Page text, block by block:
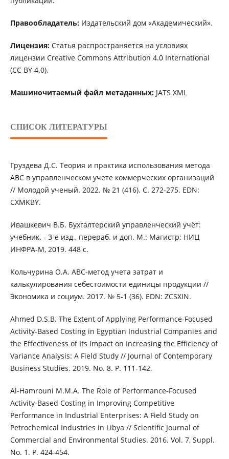
Правообладатель:Издательский дом «Академический».
Лицензия:Статья распространяется на условиях
лицензии Creative Commons Attribution 4.0 International
(CC BY 4.0).
Машиночитаемый файл метаданных:JATS XML
СПИСОК ЛИТЕРАТУРЫ
Груздева Д.С. Теория и практика использования метода
ABC в управленческом учете коммерческих организаций
// Молодой ученый. 2022. № 21 (416). С. 272-275. EDN:
CXMKBY.
Ивашкевич В.Б. Бухгалтерский управленческий учёт:
учебник. - 3-е изд., перераб. и доп. М.: Магистр: НИЦ
ИНФРА-М, 2019. 448 с.
Кольчурина О.А. ABC-метод учета затрат и
калькулирования себестоимости единицы продукции //
Экономика и социум. 2017. № 5-1 (36). EDN: ZCSXIN.
Ahmed D.S.B. The Extent of Applying Performance-Focused
Activity-Based Costing in Egyptian Industrial Companies and
the Effectiveness of Its Impact on Increasing the Efficiency of
Variance Analysis: A Field Study // Journal of Contemporary
Business Studies. 2019. No. 8. P. 111-142.
Al-Hamrouni M.M.A. The Role of Performance-Focused
Activity-Based Costing in Improving Competitive
Performance in Industrial Enterprises: A Field Study on
Petrochemical Industries in Libya // Scientific Journal of
Commercial and Environmental Studies. 2016. Vol. 7, Suppl.
No. 1. P. 424-454.